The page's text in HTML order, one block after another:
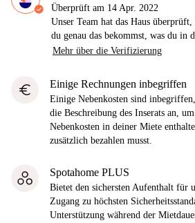
Überprüft am 14 Apr. 2022
Unser Team hat das Haus
du genau das bekommst, was du in
Mehr über die Verifizierung
euro Einige Rechnungen inbegriffen
Einige Nebenkosten sind
die Beschreibung des Inserats an,
Nebenkosten in deiner Miete
zusätzlich bezahlen musst.
Spotahome PLUS
Bietet den sichersten Aufenthalt für
Zugang zu höchsten
Unterstützung während der